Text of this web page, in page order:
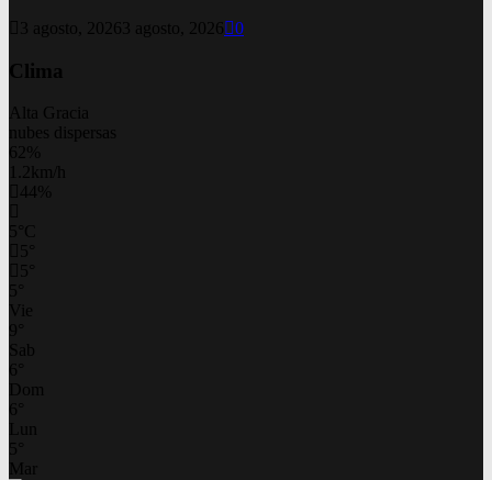
3 agosto, 2026 3 agosto, 2026 0
Clima
Alta Gracia
nubes dispersas
62%
1.2km/h
44%
5 C
5
5
5
Vie
9
Sab
6
Dom
6
Lun
5
Mar